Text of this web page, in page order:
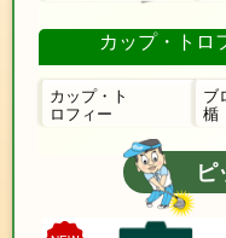
カップ・トロ
カップ・ト
ロフィー
ブ
楯